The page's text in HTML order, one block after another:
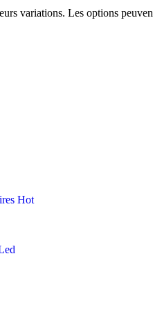
variations. Les options
Hot